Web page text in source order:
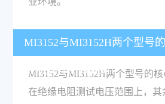
MI3152与MI3152H两个型号
用场景有什么区别？
MI3152与MI3152H两个型号的
在绝缘电阻测试电压范围上，